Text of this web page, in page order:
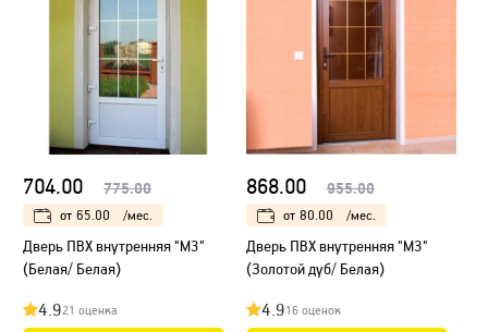
704.00 775.00
от 65.00 /мес.
Дверь ПВХ внутренняя "М3"
(Белая/ Белая)
4.921 оценка
868.00 955.00
от 80.00 /мес.
Дверь ПВХ внутренняя "М3"
(Золотой дуб/ Белая)
4.916 оценок